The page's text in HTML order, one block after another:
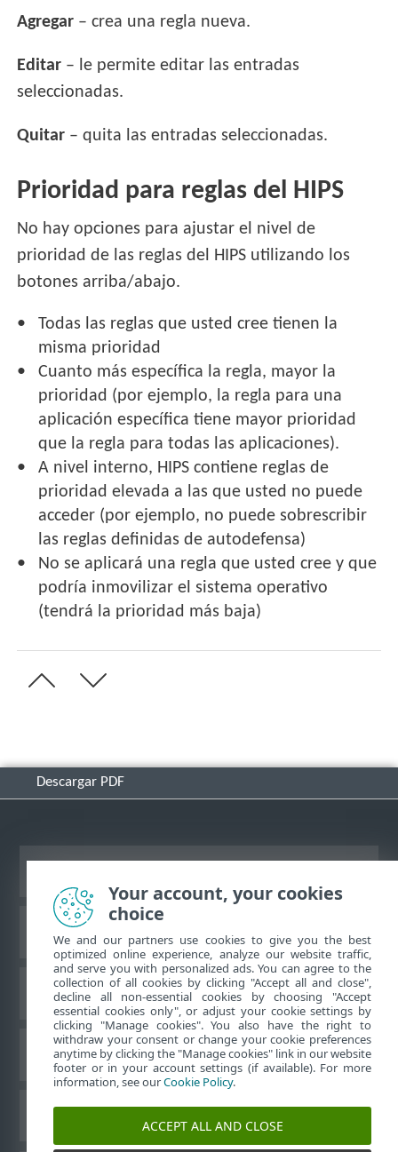
Agregar – crea una regla nueva.
Editar – le permite editar las entradas
seleccionadas.
Quitar – quita las entradas seleccionadas.
Prioridad para reglas del HIPS
No hay opciones para ajustar el nivel de
prioridad de las reglas del HIPS utilizando los
botones arriba/abajo.
Todas las reglas que usted cree tienen la
misma prioridad
Cuanto más específica la regla, mayor la
prioridad (por ejemplo, la regla para una
aplicación específica tiene mayor prioridad
que la regla para todas las aplicaciones).
A nivel interno, HIPS contiene reglas de
prioridad elevada a las que usted no puede
acceder (por ejemplo, no puede sobrescribir
las reglas definidas de autodefensa)
No se aplicará una regla que usted cree y que
podría inmovilizar el sistema operativo
(tendrá la prioridad más baja)
Descargar PDF
Base de conocimiento de ESET
Foro de ESET
Soporte regional
Your account, your cookies
choice
We and our partners use cookies to give you the best
optimized online experience, analyze our website traffic,
and serve you with personalized ads. You can agree to the
collection of all cookies by clicking "Accept all and close",
decline all non-essential cookies by choosing "Accept
essential cookies only", or adjust your cookie settings by
clicking "Manage cookies". You also have the right to
withdraw your consent or change your cookie preferences
anytime by clicking the "Manage cookies" link in our website
footer or in your account settings (if available). For more
information, see ourCookie Policy.
ACCEPT ALL AND CLOSE